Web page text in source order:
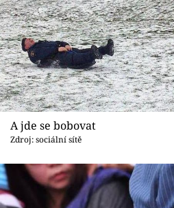
A jde se bobovat
Zdroj: sociální sítě